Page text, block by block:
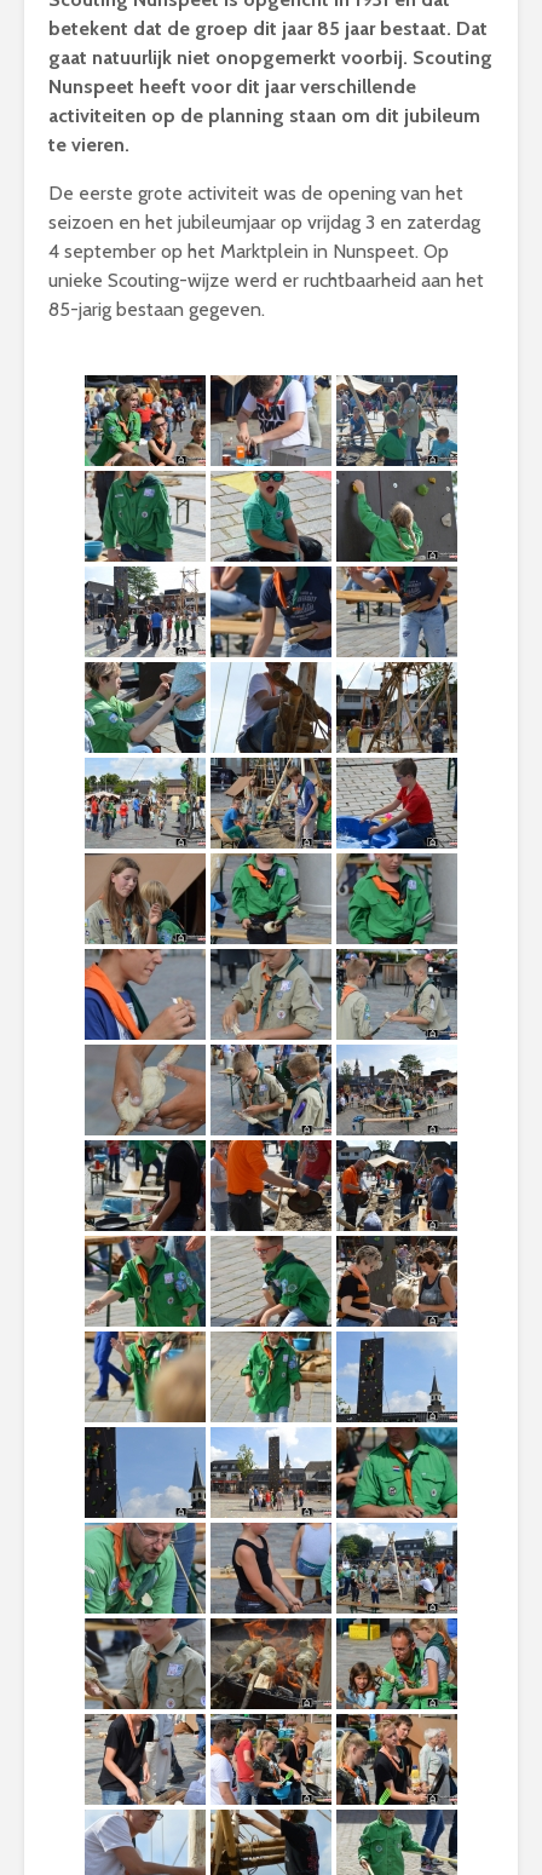
betekent dat de groep dit jaar 85 jaar bestaat. Dat
gaat natuurlijk niet onopgemerkt voorbij. Scouting
Nunspeet heeft voor dit jaar verschillende
activiteiten op de planning staan om dit jubileum
te vieren.
De eerste grote activiteit was de opening van het
seizoen en het jubileumjaar op vrijdag 3 en zaterdag
4 september op het Marktplein in Nunspeet. Op
unieke Scouting-wijze werd er ruchtbaarheid aan het
85-jarig bestaan gegeven.